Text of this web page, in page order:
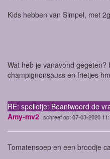
Kids hebben van Simpel, met
Wat heb je vanavond
champignonsauss en frietjes
RE: spelletje: Beantwoord de
Amy-mv2 schreef op: 07-03-2020
Tomatensoep en een broodje